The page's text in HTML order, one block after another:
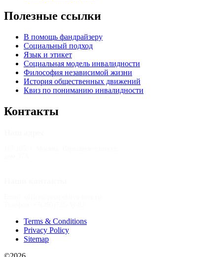
Полезные ссылки
В помощь фандрайзеру
Социальный подход
Язык и этикет
Социальная модель инвалидности
Философия независимой жизни
История общественных движений
Квиз по пониманию инвалидности
Контакты
Terms & Conditions
Privacy Policy
Sitemap